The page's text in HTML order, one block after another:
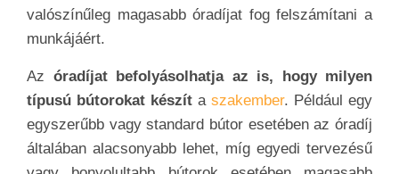
valószínűleg magasabb óradíjat fog felszámítani a
munkájáért.
Az óradíjat befolyásolhatja az is, hogy milyen
típusú bútorokat készít a szakember. Például egy
egyszerűbb vagy standard bútor esetében az óradíj
általában alacsonyabb lehet, míg egyedi tervezésű